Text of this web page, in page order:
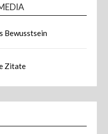
Bewusstsein
Zitate